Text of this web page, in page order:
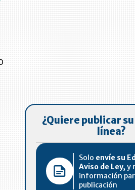
¿Quiere publicar
línea?
Solo envíe su
Aviso de Ley, y
información
publicación